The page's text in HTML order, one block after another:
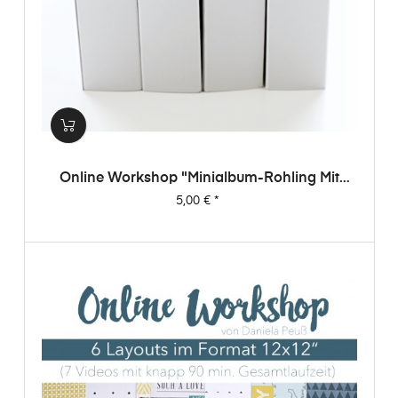
Online Workshop "Minialbum-Rohling Mit
Dani"
Preis
5,00 €*